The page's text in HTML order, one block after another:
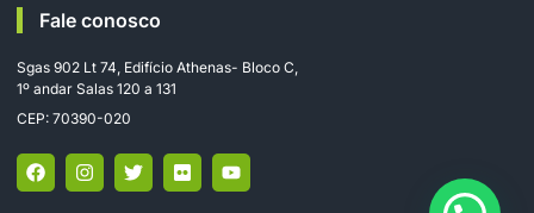
Fale conosco
Sgas 902 Lt 74, Edifício Athenas- Bloco C,
1º andar Salas 120 a 131
CEP: 70390-020